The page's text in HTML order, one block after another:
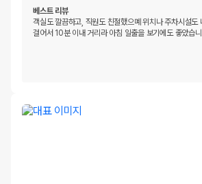
베스트 리뷰
객실도 깔끔하고, 직원도 친절했으몌 위치나 주차시설도
걸어서 10분 이내 거리라 아침 일출을 보기에도 좋았습